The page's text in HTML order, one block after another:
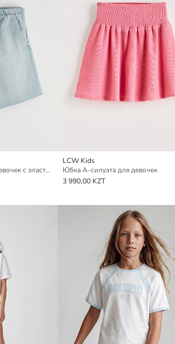
Джинсовые шорты для девочек с эластичным поясом
LCW Kids
Юбка А-силуэта для девочек
3 990,00 KZT